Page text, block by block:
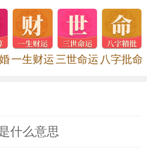
戒指，通常表示商业成
利润。
风流事。《周公解梦》
妇生子。《周公解梦》
一生财运三世命运 八字批命
什么意思